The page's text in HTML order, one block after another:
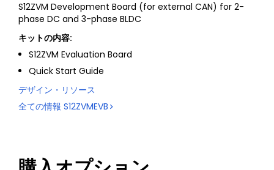
S12ZVM Development Board (for external CAN) for 2-
phase DC and 3-phase BLDC
キットの内容:
S12ZVM Evaluation Board
Quick Start Guide
デザイン・リソース
全ての情報 S12ZVMEVB